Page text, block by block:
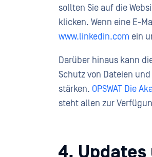
sollten Sie auf die
klicken. Wenn eine E-
www.linkedin.com ein
Darüber hinaus kann
Schutz von Dateien
stärken. OPSWAT Die
steht allen zur